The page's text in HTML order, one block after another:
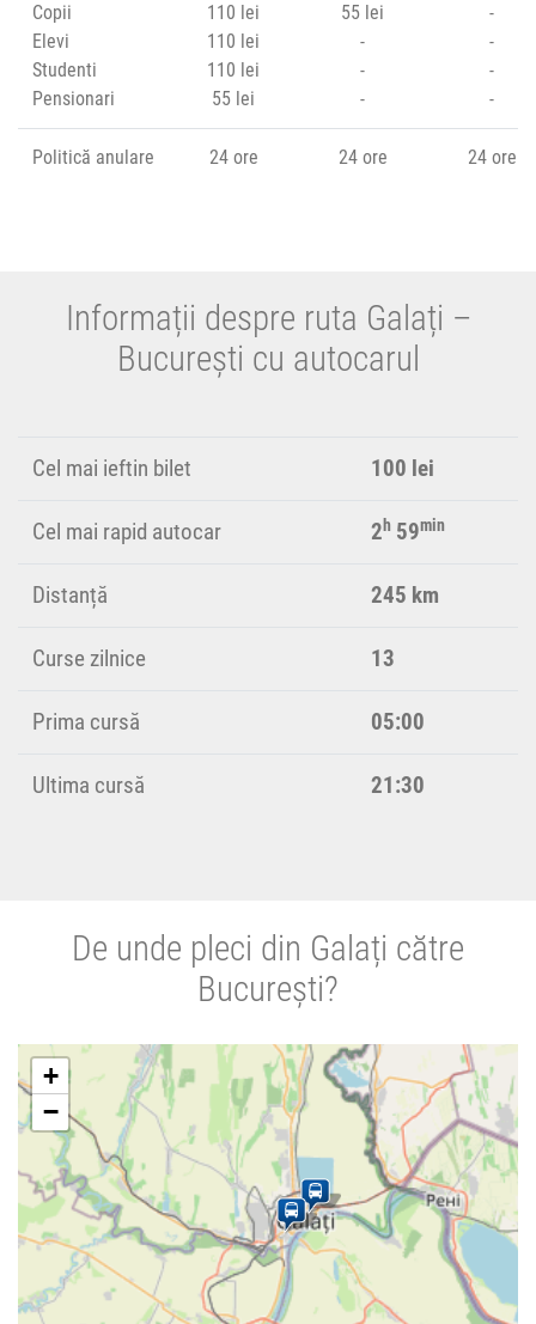
Copii
Elevi
Studenti
Pensionari
110 lei
110 lei
110 lei
55 lei
55 lei
-
-
-
-
-
-
-
Politică anulare 24 ore 24 ore 24 ore
Informații despre ruta Galați –
București cu autocarul
Cel mai ieftin bilet 100 lei
Cel mai rapid autocar 2h 59min
Distanță 245 km
Curse zilnice 13
Prima cursă 05:00
Ultima cursă 21:30
De unde pleci din Galați către
București?
+
−